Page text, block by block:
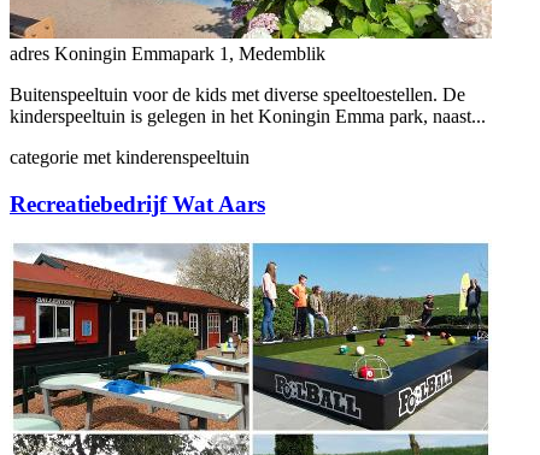
adres Koningin Emmapark 1, Medemblik
Buitenspeeltuin voor de kids met diverse speeltoestellen. De
kinderspeeltuin is gelegen in het Koningin Emma park, naast...
categorie met kinderenspeeltuin
Recreatiebedrijf Wat Aars